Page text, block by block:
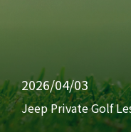
2026/04/03
Jeep Private Golf